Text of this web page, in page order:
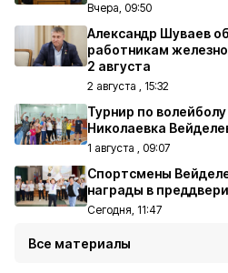
Вчера, 09:50
Александр Шуваев
работникам
2 августа
2 августа , 15:32
Турнир по
Николаевка
1 августа , 09:07
Спортсмены
награды в
Сегодня, 11:47
Все материалы